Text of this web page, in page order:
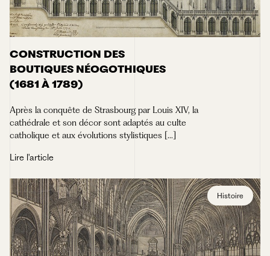
CONSTRUCTION DES
BOUTIQUES NÉOGOTHIQUES
(1681 À 1789)
Après la conquête de Strasbourg par Louis XIV, la
cathédrale et son décor sont adaptés au culte
catholique et aux évolutions stylistiques [...]
Lire l'article
Histoire